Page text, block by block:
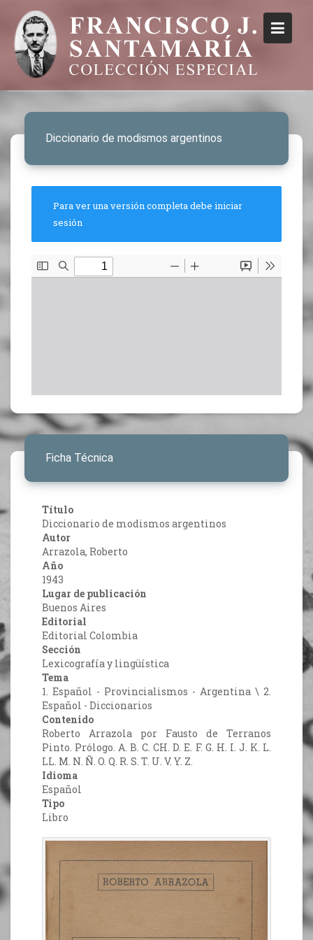
Diccionario de modismos argentinos
Para ver una versión completa debe iniciar
sesión
Ficha Técnica
Título
Diccionario de modismos argentinos
Autor
Arrazola, Roberto
Año
1943
Lugar de publicación
Buenos Aires
Editorial
Editorial Colombia
Sección
Lexicografía y lingüística
Tema
1. Español - Provincialismos - Argentina \ 2.
Español - Diccionarios
Contenido
Roberto Arrazola por Fausto de Terranos
Pinto. Prólogo. A. B. C. CH. D. E. F. G. H. I. J. K. L.
LL. M. N. Ñ. O. Q. R. S. T. U. V. Y. Z.
Idioma
Español
Tipo
Libro